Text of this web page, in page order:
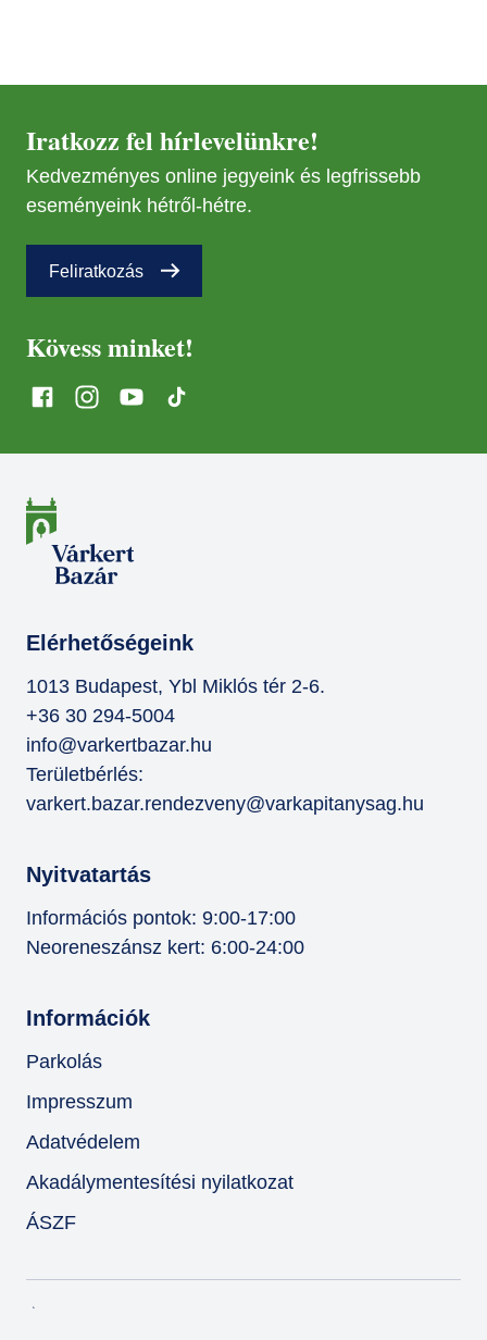
NOV
Iratkozz fel hírlevelünkre!
Kedvezményes online jegyeink és legfrissebb
eseményeink hétről-hétre.
Feliratkozás
Kövess minket!
Elérhetőségeink
1013 Budapest, Ybl Miklós tér 2-6.
+36 30 294-5004
info@varkertbazar.hu
Területbérlés:
varkert.bazar.rendezveny@varkapitanysag.hu
Nyitvatartás
Információs pontok: 9:00-17:00
Neoreneszánsz kert: 6:00-24:00
Információk
Parkolás
Impresszum
Adatvédelem
Akadálymentesítési nyilatkozat
ÁSZF